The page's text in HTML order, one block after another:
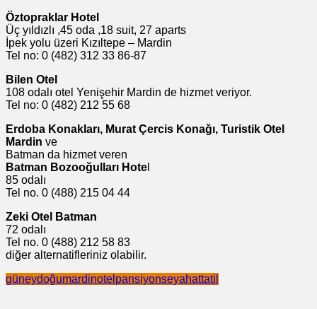
Öztopraklar Hotel
Üç yıldızlı ,45 oda ,18 suit, 27 aparts
İpek yolu üzeri Kızıltepe – Mardin
Tel no: 0 (482) 312 33 86-87
Bilen Otel
108 odalı otel Yenişehir Mardin de hizmet veriyor.
Tel no: 0 (482) 212 55 68
Erdoba Konakları, Murat Çercis Konağı, Turistik Otel
Mardin ve
Batman da hizmet veren
Batman Bozooğulları Hote
85 odalı
Tel no. 0 (488) 215 04 44
Zeki Otel Batman
72 odalı
Tel no. 0 (488) 212 58 83
diğer alternatifleriniz olabilir.
güneydoğumardinotel pansiyonseyahattatil